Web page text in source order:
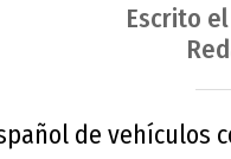
Escrito
de vehículos